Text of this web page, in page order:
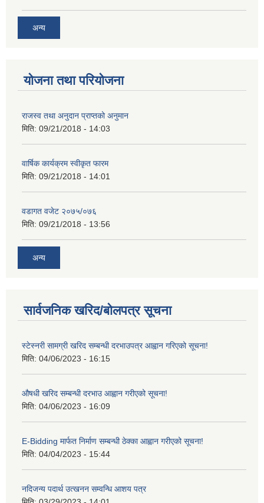
अन्य
योजना तथा परियोजना
राजस्व तथा अनुदान प्राप्तको अनुमान
मिति: 09/21/2018 - 14:03
वार्षिक कार्यक्रम स्वीकृत फारम
मिति: 09/21/2018 - 14:01
वडागत वजेट २०७५/०७६
मिति: 09/21/2018 - 13:56
अन्य
सार्वजनिक खरिद/बोलपत्र सूचना
स्टेस्नरी सामग्री खरिद सम्बन्धी दरभाउपत्र आह्वान गरिएको सूचना!
मिति: 04/06/2023 - 16:15
औषधी खरिद सम्बन्धी दरभाउ आह्वान गरीएको सूचना!
मिति: 04/06/2023 - 16:09
E-Bidding मार्फत निर्माण सम्बन्धी ठेक्का आह्वान गरीएको सूचना!
मिति: 04/04/2023 - 15:44
नदिजन्य पदार्थ उत्खनन सम्वन्धि आशय पत्र